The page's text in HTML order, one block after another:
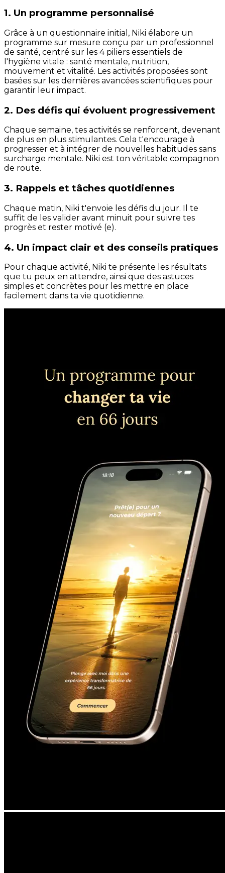
1. Un programme personnalisé
Grâce à un questionnaire initial, Niki élabore un
programme sur mesure conçu par un professionnel
de santé, centré sur les 4 piliers essentiels de
l'hygiène vitale : santé mentale, nutrition,
mouvement et vitalité. Les activités proposées sont
basées sur les dernières avancées scientifiques pour
garantir leur impact.
2. Des défis qui évoluent progressivement
Chaque semaine, tes activités se renforcent, devenant
de plus en plus stimulantes. Cela t'encourage à
progresser et à intégrer de nouvelles habitudes sans
surcharge mentale. Niki est ton véritable compagnon
de route.
3. Rappels et tâches quotidiennes
Chaque matin, Niki t'envoie les défis du jour. Il te
suffit de les valider avant minuit pour suivre tes
progrès et rester motivé (e).
4. Un impact clair et des conseils pratiques
Pour chaque activité, Niki te présente les résultats
que tu peux en attendre, ainsi que des astuces
simples et concrètes pour les mettre en place
facilement dans ta vie quotidienne.